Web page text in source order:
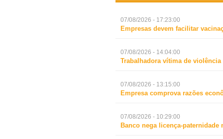
07/08/2026 - 17:23:00
Empresas devem facilitar
07/08/2026 - 14:04:00
Trabalhadora vítima de
07/08/2026 - 13:15:00
Empresa comprova razões
07/08/2026 - 10:29:00
Banco nega licença-